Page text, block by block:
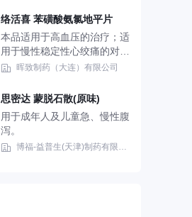
临床应用数据尚不多)。患者
内使用。 2.用于成人和13岁
及13岁以上青少年的甲型和
乙型流感的预防。
络活喜 苯磺酸氨氯地平片
本品适用于高血压的治疗；适
用于慢性稳定性心绞痛的对症
治疗；用于确诊或可疑的血管
独应用，也可与其他抗高血压
药物、抗心绞痛药物联合应
用。
晖致制药（大连）有限公司
思密达 蒙脱石散(原味)
用于成年人及儿童急、慢性腹
泻。
博福-益普生(天津)制药有限公司